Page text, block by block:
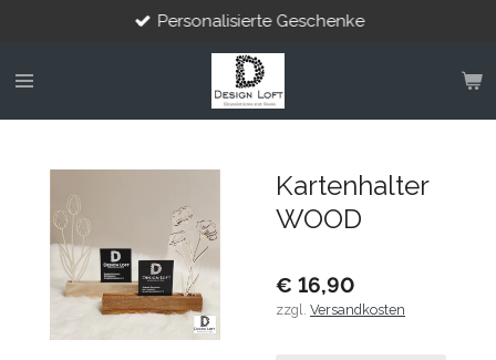
springen
Personalisierte Geschenke
Kartenhalter
WOOD
€ 16,90
zzgl. Versandkosten